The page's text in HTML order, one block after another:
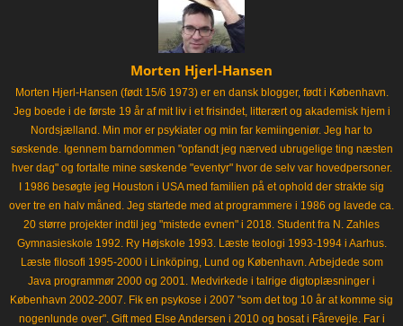
Morten Hjerl-Hansen
Morten Hjerl-Hansen (født 15/6 1973) er en dansk blogger, født i København.
Jeg boede i de første 19 år af mit liv i et frisindet, litterært og akademisk hjem i
Nordsjælland. Min mor er psykiater og min far kemiingeniør. Jeg har to
søskende. Igennem barndommen "opfandt jeg nærved ubrugelige ting næsten
hver dag" og fortalte mine søskende "eventyr" hvor de selv var hovedpersoner.
I 1986 besøgte jeg Houston i USA med familien på et ophold der strakte sig
over tre en halv måned. Jeg startede med at programmere i 1986 og lavede ca.
20 større projekter indtil jeg "mistede evnen" i 2018. Student fra N. Zahles
Gymnasieskole 1992. Ry Højskole 1993. Læste teologi 1993-1994 i Aarhus.
Læste filosofi 1995-2000 i Linköping, Lund og København. Arbejdede som
Java programmør 2000 og 2001. Medvirkede i talrige digtoplæsninger i
København 2002-2007. Fik en psykose i 2007 "som det tog 10 år at komme sig
nogenlunde over". Gift med Else Andersen i 2010 og bosat i Fårevejle. Far i